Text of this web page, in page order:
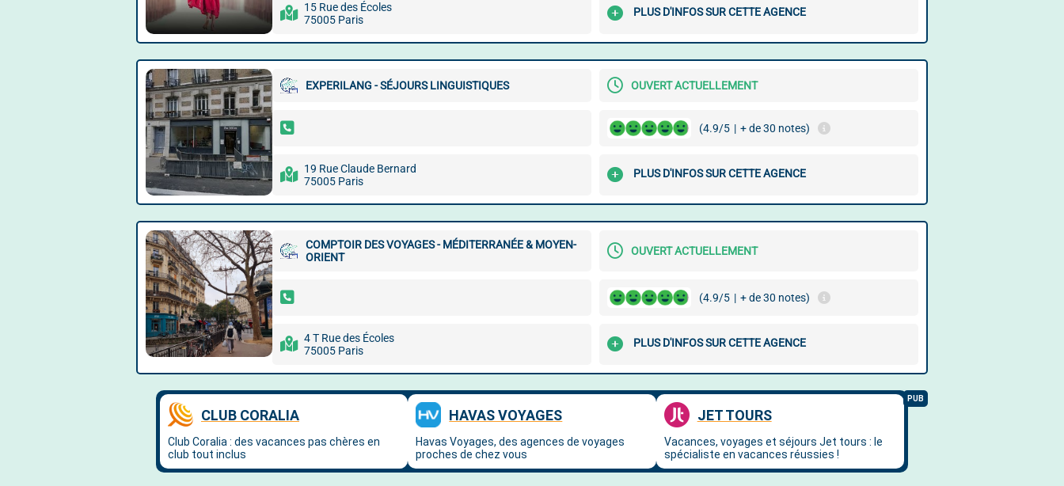
15 Rue des Écoles
75005 Paris
PLUS D'INFOS SUR CETTE AGENCE
EXPERILANG - SÉJOURS LINGUISTIQUES OUVERT ACTUELLEMENT
(4.9/5 | + de 30 notes)
19 Rue Claude Bernard
75005 Paris
PLUS D'INFOS SUR CETTE AGENCE
COMPTOIR DES VOYAGES - MÉDITERRANÉE & MOYEN-
ORIENT
OUVERT ACTUELLEMENT
(4.9/5 | + de 30 notes)
4 T Rue des Écoles
75005 Paris
PLUS D'INFOS SUR CETTE AGENCE